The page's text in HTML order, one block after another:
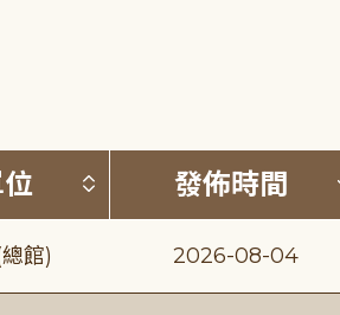
降冪)按發布單位排序 (升
發佈時間
館) 2026-08-04